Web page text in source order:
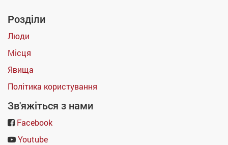
Розділи
Люди
Місця
Явища
Політика користування
Зв'яжіться з нами
Facebook
Youtube